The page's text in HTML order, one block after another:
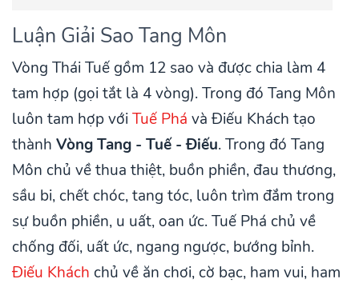
Luận Giải Sao Tang Môn
Vòng Thái Tuế gồm 12 sao và được chia làm 4
tam hợp (gọi tắt là 4 vòng). Trong đó Tang Môn
luôn tam hợp với Tuế Phá và Điếu Khách tạo
thành Vòng Tang - Tuế - Điếu. Trong đó Tang
Môn chủ về thua thiệt, buồn phiền, đau thương,
sầu bi, chết chóc, tang tóc, luôn trìm đắm trong
sự buồn phiền, u uất, oan ức. Tuế Phá chủ về
chống đối, uất ức, ngang ngược, bướng bỉnh.
Điếu Khách chủ về ăn chơi, cờ bạc, ham vui, ham